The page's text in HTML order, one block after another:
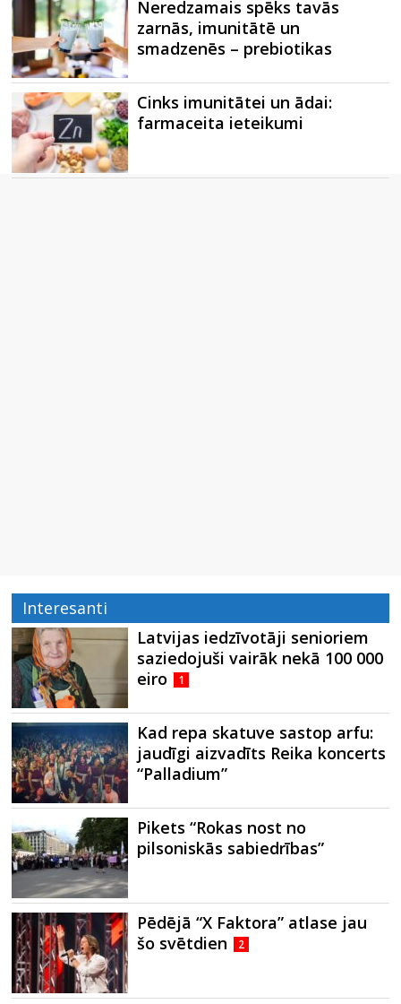
Neredzamais spēks tavās
zarnās, imunitātē un
smadzenēs – prebiotikas
Cinks imunitātei un ādai:
farmaceita ieteikumi
Interesanti
Latvijas iedzīvotāji senioriem
saziedojuši vairāk nekā 100 000
eiro
1
Kad repa skatuve sastop arfu:
jaudīgi aizvadīts Reika koncerts
“Palladium”
Pikets “Rokas nost no
pilsoniskās sabiedrības”
Pēdējā “X Faktora” atlase jau
šo svētdien
2